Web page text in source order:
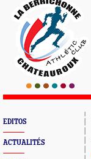
EDITOS
ACTUALITÉS